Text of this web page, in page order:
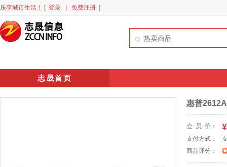
乐享城市生活！ [ 登录 免费注册 ]
志晟首页
惠普
会 员 价： ¥
支付方式：
商品评分：